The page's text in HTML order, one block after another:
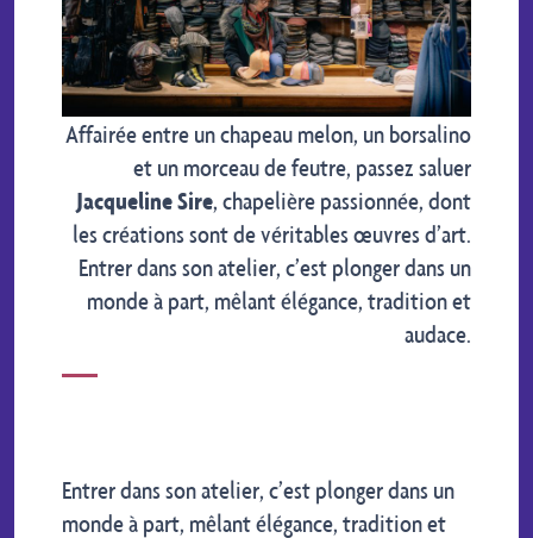
Affairée entre un chapeau melon, un borsalino
et un morceau de feutre, passez saluer
Jacqueline Sire, chapelière passionnée, dont
les créations sont de véritables œuvres d’art.
Entrer dans son atelier, c’est plonger dans un
monde à part, mêlant élégance, tradition et
audace.
Entrer dans son atelier, c’est plonger dans un
monde à part, mêlant élégance, tradition et